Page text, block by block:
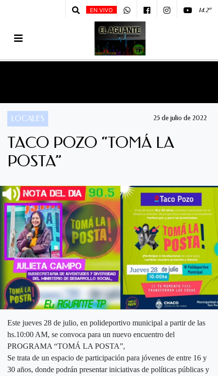
EN VIVO 14.2º
LOCALES 25 de julio de 2022
TACO POZO “TOMÁ LA
POSTA”
Este jueves 28 de julio, en polideportivo municipal a partir de las
hs.10:00 AM, se convoca para un nuevo encuentro del
PROGRAMA “TOMÁ LA POSTA”,
Se trata de un espacio de participación para jóvenes de entre 16 y
30 años, donde podrán presentar iniciativas de políticas públicas y